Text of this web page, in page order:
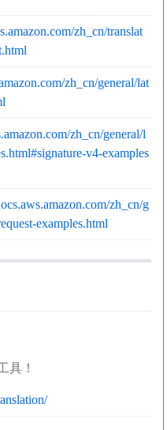
zh_cn/translat
zh_cn/general/lat
zh_cn/general/l
v4-examples
zh_cn/g
examples.html
具！